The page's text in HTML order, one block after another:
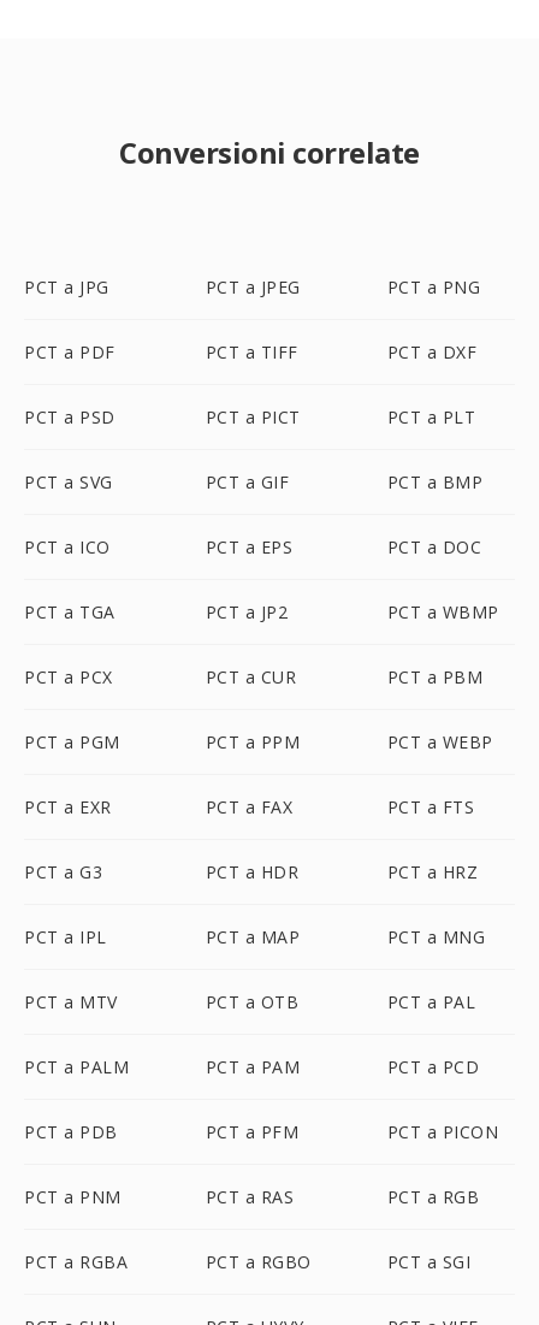
Conversioni correlate
PCT a JPG PCT a JPEG PCT a PNG
PCT a PDF PCT a TIFF PCT a DXF
PCT a PSD PCT a PICT PCT a PLT
PCT a SVG PCT a GIF PCT a BMP
PCT a ICO PCT a EPS PCT a DOC
PCT a TGA PCT a JP2 PCT a WBMP
PCT a PCX PCT a CUR PCT a PBM
PCT a PGM PCT a PPM PCT a WEBP
PCT a EXR PCT a FAX PCT a FTS
PCT a G3 PCT a HDR PCT a HRZ
PCT a IPL PCT a MAP PCT a MNG
PCT a MTV PCT a OTB PCT a PAL
PCT a PALM PCT a PAM PCT a PCD
PCT a PDB PCT a PFM PCT a PICON
PCT a PNM PCT a RAS PCT a RGB
PCT a RGBA PCT a RGBO PCT a SGI